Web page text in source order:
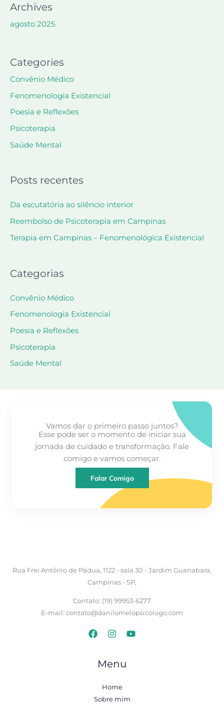
Archives
agosto 2025
Categories
Convênio Médico
Fenomenologia Existencial
Poesia e Reflexões
Psicoterapia
Saúde Mental
Posts recentes
Da escutatória ao silêncio interior
Reembolso de Psicoterapia em Campinas
Terapia em Campinas – Fenomenológica Existencial
Categorias
Convênio Médico
Fenomenologia Existencial
Poesia e Reflexões
Psicoterapia
Saúde Mental
Vamos dar o primeiro passo juntos?
Esse pode ser o momento de iniciar sua
jornada de cuidado e transformação. Fale
comigo e vamos começar.
Falar Comigo
Rua Frei Antônio de Pádua, 1122 - sala 30 - Jardim Guanabara,
Campinas - SP,
Contato: (19) 99953-6277
E-mail: contato@danilomelopsicologo.com
Menu
Home
Sobre mim